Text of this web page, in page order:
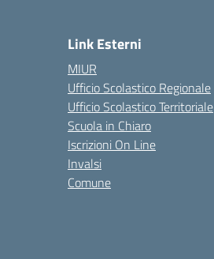
Link Esterni
MIUR
Ufficio Scolastico Regionale
Ufficio Scolastico Territoriale
Scuola in Chiaro
Iscrizioni On Line
Invalsi
Comune